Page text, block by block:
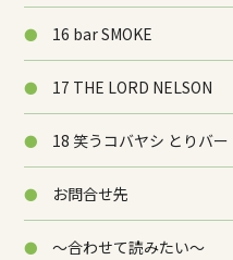
16 bar SMOKE
17 THE LORD NELSON
18 笑うコバヤシ とりバー
お問合せ先
～合わせて読みたい～